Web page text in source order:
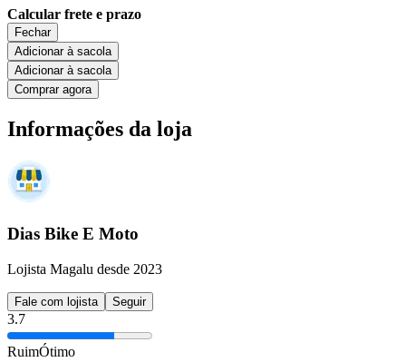
Calcular frete e prazo
Fechar
Adicionar à sacola
Adicionar à sacola
Comprar agora
Informações da loja
Dias Bike E Moto
Lojista Magalu desde 2023
Fale com lojista Seguir
3.7
RuimÓtimo